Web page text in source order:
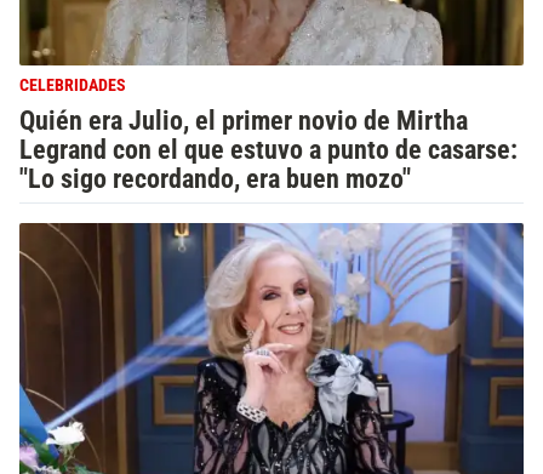
CELEBRIDADES
Quién era Julio, el primer novio de Mirtha
Legrand con el que estuvo a punto de casarse:
"Lo sigo recordando, era buen mozo"